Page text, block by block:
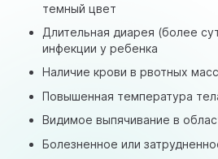
темный цвет
Длительная диарея (более
инфекции у ребенка
Наличие крови в рвотных
Повышенная температура
Видимое выпячивание в
Болезненное или